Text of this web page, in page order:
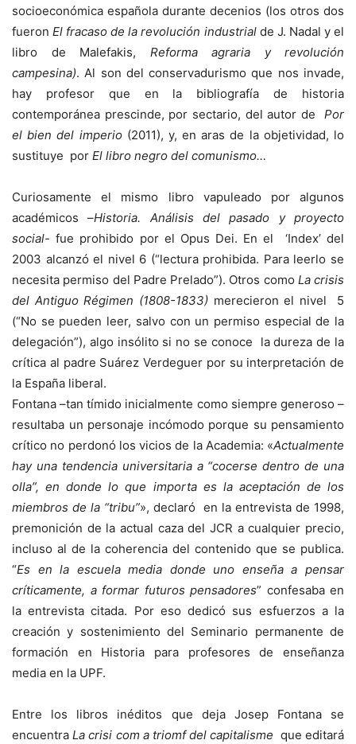
socioeconómica española durante decenios (los otros dos
fueronEl fracaso de la revolución industrialde J. Nadal y el
libro de Malefakis, Reforma agraria y revolución
campesina). Al son del conservadurismo que nos invade,
hay profesor que en la bibliografía de historia
contemporánea prescinde, por sectario, del autor de Por
el bien del imperio (2011), y, en aras de la objetividad, lo
sustituye por El libro negro del comunismo…
Curiosamente el mismo libro vapuleado por algunos
académicos –Historia. Análisis del pasado y proyecto
social-fue prohibido por el Opus Dei. En el ‘Index’ del
2003 alcanzó el nivel 6 (“lectura prohibida. Para leerlo se
necesita permiso del Padre Prelado”). Otros como La crisis
del Antiguo Régimen (1808-1833) merecieron el nivel 5
(“No se pueden leer, salvo con un permiso especial de la
delegación”), algo insólito si no se conoce la dureza de la
crítica al padre Suárez Verdeguer por su interpretación de
la España liberal.
Fontana –tan tímido inicialmente como siempre generoso –
resultaba un personaje incómodo porque su pensamiento
crítico no perdonó los vicios de la Academia: «Actualmente
hay una tendencia universitaria a “cocerse dentro de una
olla”, en donde lo que importa es la aceptación de los
miembros de la “tribu”», declaró en la entrevista de 1998,
premonición de la actual caza del JCR a cualquier precio,
incluso al de la coherencia del contenido que se publica.
“Es en la escuela media donde uno enseña a pensar
críticamente, a formar futuros pensadores” confesaba en
la entrevista citada. Por eso dedicó sus esfuerzos a la
creación y sostenimiento del Seminario permanente de
formación en Historia para profesores de enseñanza
media en la UPF.
Entre los libros inéditos que deja Josep Fontana se
encuentraLa crisi com a triomf del capitalisme que editará